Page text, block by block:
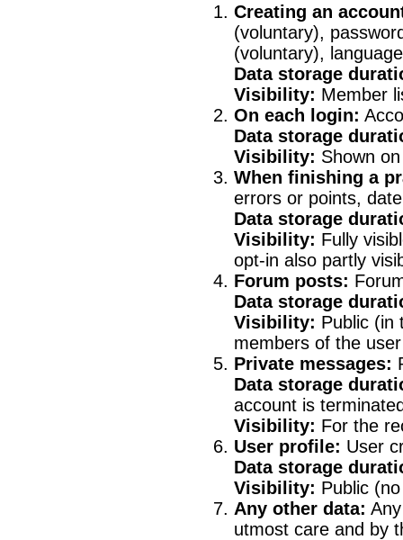
Creating an
(voluntary),
(voluntary),
Data storage
Visibility: Member
On each login:
Data storage
Visibility: Shown
When finishing a
errors or points,
Data storage
Visibility: Fully
opt-in also partly
Forum posts:
Data storage
Visibility: Public (in
members of the
Private messages:
Data storage
account is
Visibility: For the
User profile: User
Data storage
Visibility: Public
Any other data:
utmost care and by